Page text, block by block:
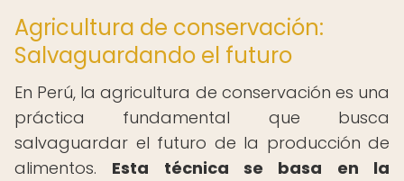
Agricultura de conservación:
Salvaguardando el futuro
En Perú, la agricultura de conservación es una
práctica fundamental que busca
salvaguardar el futuro de la producción de
alimentos. Esta técnica se basa en la